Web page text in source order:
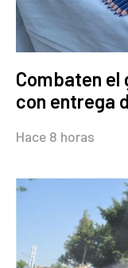
Combaten el
con entrega
Hace 8 horas